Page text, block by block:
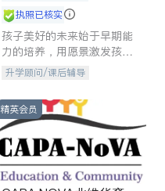
执照已核实
孩子美好的未来始于早期能
力的培养，用愿景激发孩子
的学习潜力和动力。理念：
拥有成长型心态是成功的基
石。
升学顾问/课后辅导
精英会员